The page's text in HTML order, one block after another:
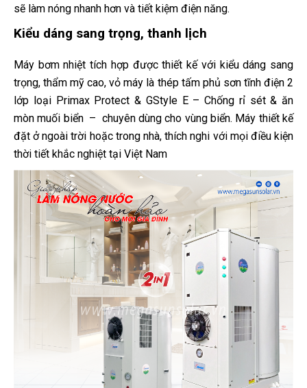
sẽ làm nóng nhanh hơn và tiết kiệm điện năng.
Kiểu dáng sang trọng, thanh lịch
Máy bơm nhiệt tích hợp được thiết kế với kiểu dáng sang
trọng, thẩm mỹ cao, vỏ máy là thép tấm phủ sơn tĩnh điện 2
lớp loại Primax Protect & GStyle E – Chống rỉ sét & ăn
mòn muối biển – chuyên dùng cho vùng biển. Máy thiết kế
đặt ở ngoài trời hoặc trong nhà, thích nghi với mọi điều kiện
thời tiết khắc nghiệt tại Việt Nam